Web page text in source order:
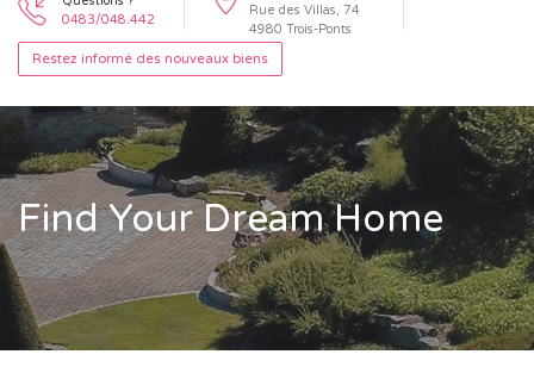
Questions ?
4980 Trois-Ponts
Restez informé des nouveaux biens
Find Your Dream Home